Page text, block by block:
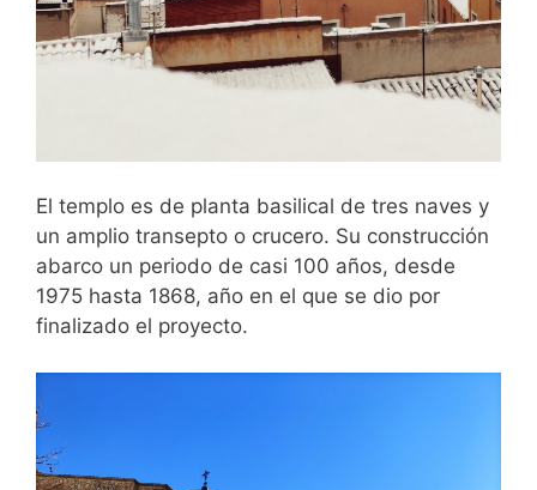
El templo es de planta basilical de tres naves y
un amplio transepto o crucero. Su construcción
abarco un periodo de casi 100 años, desde
1975 hasta 1868, año en el que se dio por
finalizado el proyecto.